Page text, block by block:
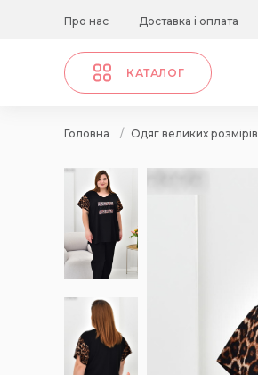
Про нас Доставка і оплата
КАТАЛОГ
Головна / Одяг великих розмірів